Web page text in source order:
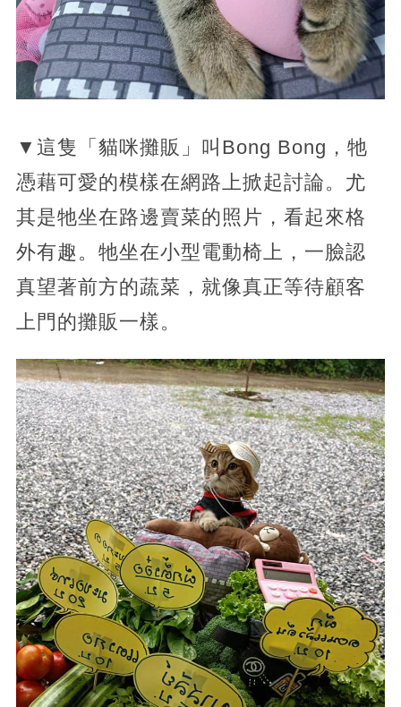
▼這隻「貓咪攤販」叫Bong Bong，牠
憑藉可愛的模樣在網路上掀起討論。尤
其是牠坐在路邊賣菜的照片，看起來格
外有趣。牠坐在小型電動椅上，一臉認
真望著前方的蔬菜，就像真正等待顧客
上門的攤販一樣。